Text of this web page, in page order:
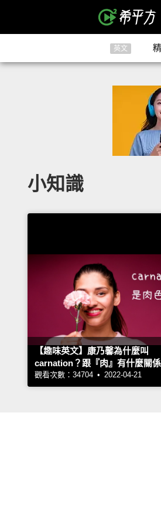
英文
小知識
【趣味英文】康乃馨為什麼叫
carnation？跟『肉』有什麼關係
觀看次數：34704 • 2022-04-21